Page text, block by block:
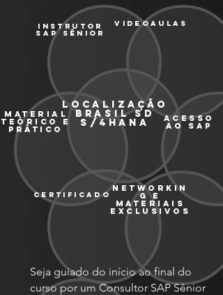
INSTRUTOR
SAP SÊNIOR
VIDEOAULAS
LOCALIZAÇÃO
BRASIL SD
S/4HANA
material
teórico e
prático
networkin
g e
materiais
exclusivos
certificado
ACESSO
AO SAP
Seja guiado do início ao final do
curso por um Consultor SAP Sênior